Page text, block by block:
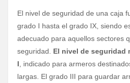
El nivel de seguridad de una caja
grado I hasta el grado IX, siendo
adecuado para aquellos sectores
seguridad.
El nivel de seguridad
I , indicado para armeros
largas. El grado III para guardar